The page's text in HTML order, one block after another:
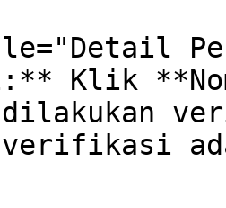
Klik
dilakukan